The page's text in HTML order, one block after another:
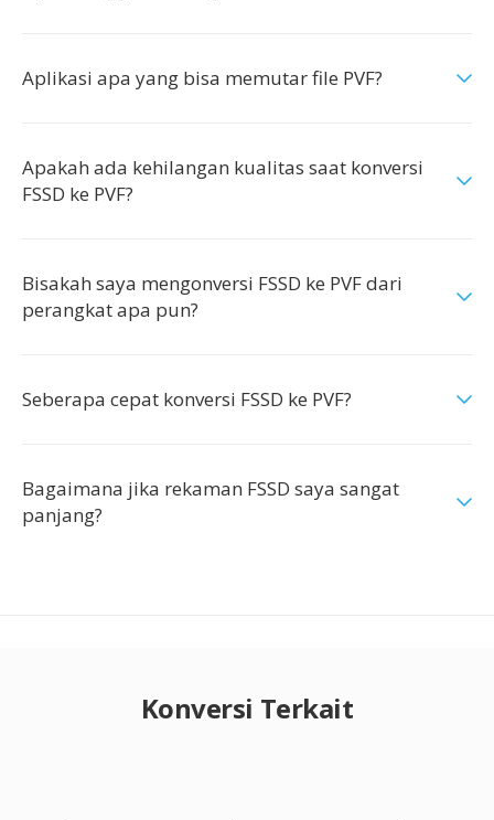
Aplikasi apa yang bisa memutar file PVF?
Apakah ada kehilangan kualitas saat konversi
FSSD ke PVF?
Bisakah saya mengonversi FSSD ke PVF dari
perangkat apa pun?
Seberapa cepat konversi FSSD ke PVF?
Bagaimana jika rekaman FSSD saya sangat
panjang?
Konversi Terkait